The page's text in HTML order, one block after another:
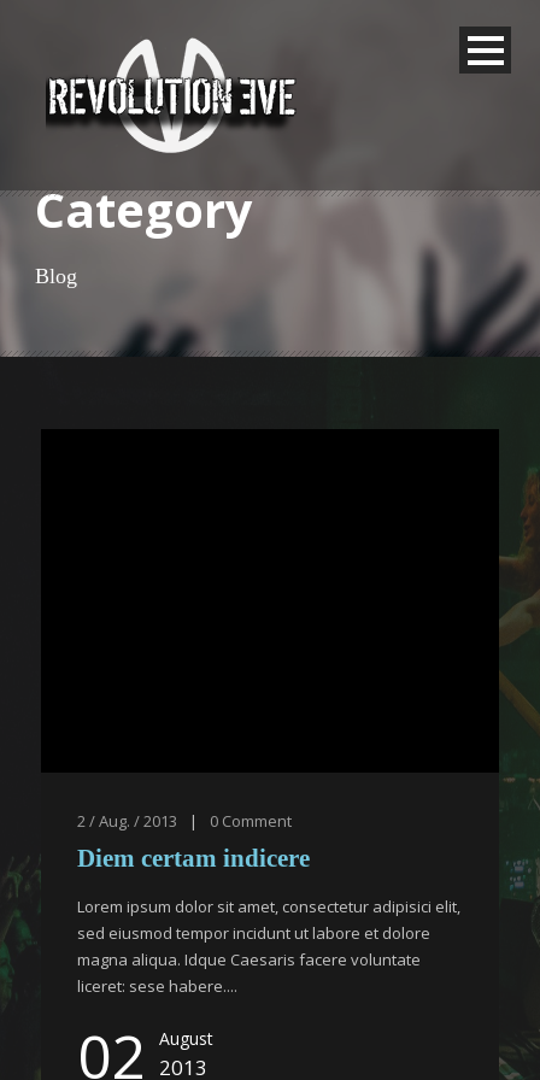
Category
Blog
2 / Aug. / 2013 | 0 Comment
Diem certam indicere
Lorem ipsum dolor sit amet, consectetur adipisici elit,
sed eiusmod tempor incidunt ut labore et dolore
magna aliqua. Idque Caesaris facere voluntate
liceret: sese habere....
02 August
2013